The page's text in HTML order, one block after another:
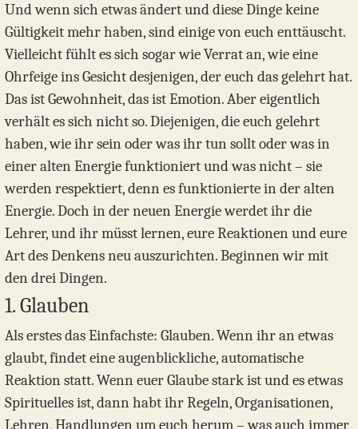
Und wenn sich etwas ändert und diese Dinge keine
Gültigkeit mehr haben, sind einige von euch enttäuscht.
Vielleicht fühlt es sich sogar wie Verrat an, wie eine
Ohrfeige ins Gesicht desjenigen, der euch das gelehrt hat.
Das ist Gewohnheit, das ist Emotion. Aber eigentlich
verhält es sich nicht so. Diejenigen, die euch gelehrt
haben, wie ihr sein oder was ihr tun sollt oder was in
einer alten Energie funktioniert und was nicht – sie
werden respektiert, denn es funktionierte in der alten
Energie. Doch in der neuen Energie werdet ihr die
Lehrer, und ihr müsst lernen, eure Reaktionen und eure
Art des Denkens neu auszurichten. Beginnen wir mit
den drei Dingen.
1. Glauben
Als erstes das Einfachste: Glauben. Wenn ihr an etwas
glaubt, findet eine augenblickliche, automatische
Reaktion statt. Wenn euer Glaube stark ist und es etwas
Spirituelles ist, dann habt ihr Regeln, Organisationen,
Lehren, Handlungen um euch herum – was auch immer